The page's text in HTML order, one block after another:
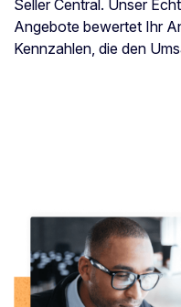
Seller Central. Unser
Angebote bewertet Ihr
Kennzahlen, die den